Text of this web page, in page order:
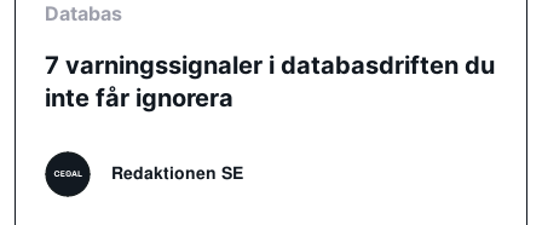
Databas
7 varningssignaler i databasdriften du
inte får ignorera
Redaktionen SE